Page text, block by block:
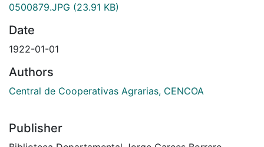
0500879.JPG (23.91 KB)
Date
1922-01-01
Authors
Central de Cooperativas Agrarias, CENCOA
Publisher